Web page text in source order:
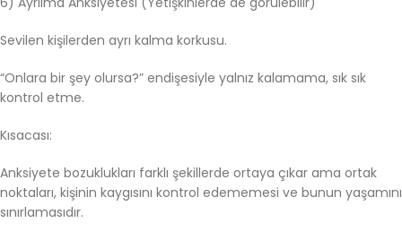
Sevilen kişilerden ayrı kalma korkusu.
“Onlara bir şey olursa?” endişesiyle yalnız kalamama, sık sık
kontrol etme.
Kısacası:
Anksiyete bozuklukları farklı şekillerde ortaya çıkar ama ortak
noktaları, kişinin kaygısını kontrol edememesi ve bunun yaşamını
sınırlamasıdır.